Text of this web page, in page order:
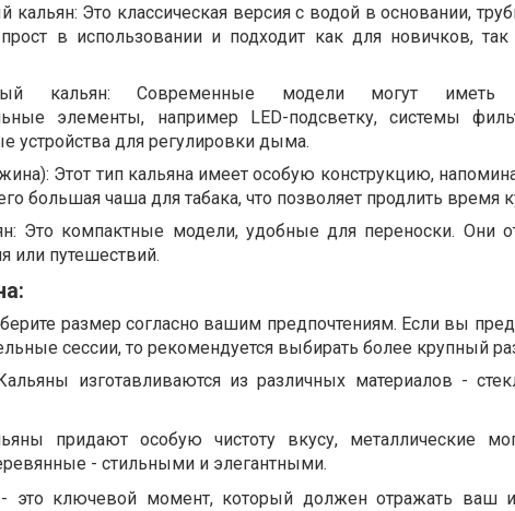
кальян: Это классическая версия с водой в основании,
в использовании и подходит как для новичков,
кальян: Современные модели могут иметь
элементы, например LED-подсветку, системы
устройства для регулировки дыма.
Этот тип кальяна имеет особую конструкцию,
большая чаша для табака, что позволяет продлить время
Это компактные модели, удобные для переноски. Они
или путешествий.
размер согласно вашим предпочтениям. Если вы
сессии, то рекомендуется выбирать более крупный
изготавливаются из различных материалов -
придают особую чистоту вкусу, металлические
- стильными и элегантными.
это ключевой момент, который должен отражать ваш